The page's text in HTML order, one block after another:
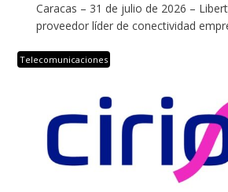
Caracas – 31 de julio de 2026 –
proveedor líder de conectividad
Telecomunicaciones